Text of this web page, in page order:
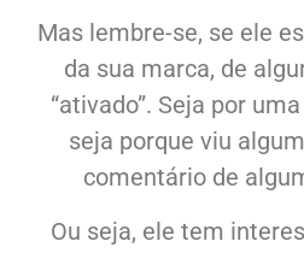
Mas lembre-se, se ele
da sua marca, de
“ativado”. Seja por
seja porque viu
comentário de
Ou seja, ele tem